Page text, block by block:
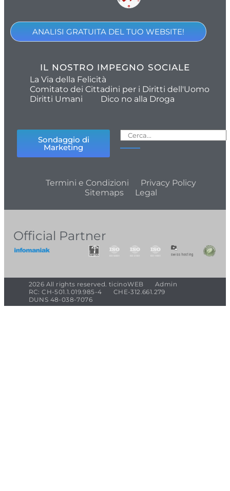
ANALISI GRATUITA DEL TUO WEBSITE!
IL NOSTRO IMPEGNO SOCIALE
La Via della Felicità
Comitato dei Cittadini per i Diritti dell'Uomo
Diritti Umani
Dico no alla Droga
Sondaggio di
Marketing
Termini e Condizioni
Privacy Policy
Sitemaps
Legal
Official Partner
2026 All rights reserved. ticinoWEB
Admin
RC: CH-501.1.019.985-4
CHE-312.661.279
DUNS 48-038-7076